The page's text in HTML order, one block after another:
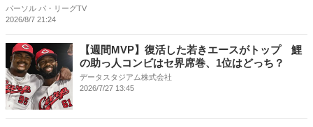
パーソル パ・リーグTV
2026/8/7 21:24
【週間MVP】復活した若きエースがトップ 鯉
の助っ人コンビはセ界席巻、1位はどっち？
データスタジアム株式会社
2026/7/27 13:45